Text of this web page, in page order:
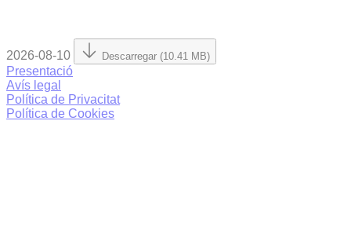
2026-08-10 Descarregar (10.41 MB)
Presentació
Avís legal
Política de Privacitat
Política de Cookies